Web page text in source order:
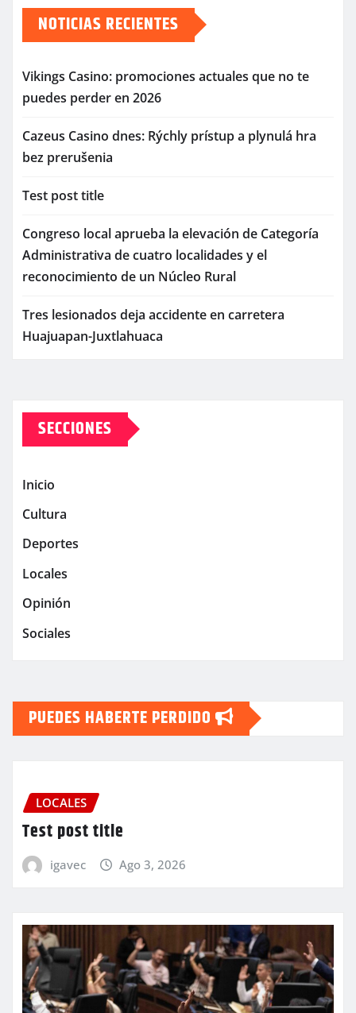
NOTICIAS RECIENTES
Vikings Casino: promociones actuales que no te
puedes perder en 2026
Cazeus Casino dnes: Rýchly prístup a plynulá hra
bez prerušenia
Test post title
Congreso local aprueba la elevación de Categoría
Administrativa de cuatro localidades y el
reconocimiento de un Núcleo Rural
Tres lesionados deja accidente en carretera
Huajuapan-Juxtlahuaca
SECCIONES
Inicio
Cultura
Deportes
Locales
Opinión
Sociales
PUEDES HABERTE PERDIDO
LOCALES
Test post title
igavec Ago 3, 2026